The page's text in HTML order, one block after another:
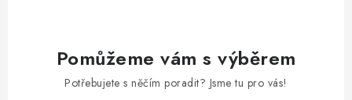
Pomůžeme vám s výběrem
Potřebujete s něčím poradit? Jsme tu pro vás!